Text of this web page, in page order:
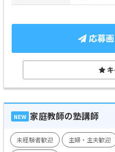
応募
NEW 家庭教師の塾講師
未経験者歓迎 主婦・主夫歓迎